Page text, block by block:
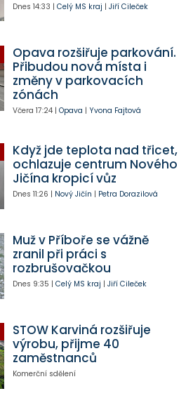
Dnes 14:33 | Celý MS kraj | Jiří Cileček
Opava rozšiřuje parkování.
Přibudou nová místa i
změny v parkovacích
zónách
Včera 17:24| Opava | Yvona Fajtová
Když jde teplota nad třicet,
ochlazuje centrum Nového
Jičína kropicí vůz
Dnes 11:26 | Nový Jičín | Petra Dorazilová
Muž v Příboře se vážně
zranil při práci s
rozbrušovačkou
Dnes 9:35 | Celý MS kraj | Jiří Cileček
STOW Karviná rozšiřuje
výrobu, přijme 40
zaměstnanců
Komerční sdělení